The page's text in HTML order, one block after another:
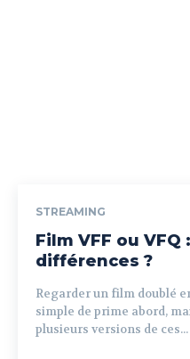
STREAMING
Film VFF ou VFQ
différences ?
Regarder un film doublé
simple de prime abord,
plusieurs versions de ces...